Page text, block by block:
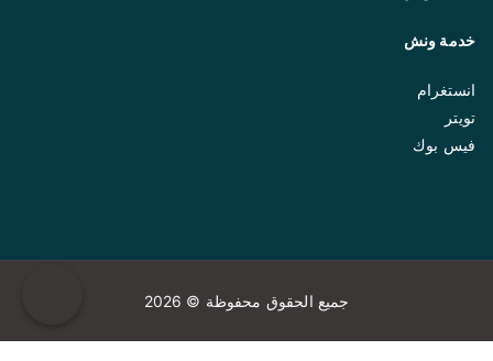
خدمة ونش
انستغرام
تويتر
فيس بوك
جميع الحقوق محفوظة © 2026